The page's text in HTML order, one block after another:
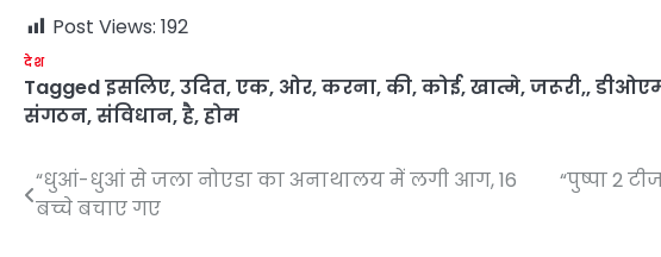
Post Views: 192
देश
Taggedइसलिए,उदित,एक, ओर,करना,की,कोई,खात्मे,जरूरी,,
संगठन,संविधान,है,होम
Post
“धुआं-धुआं से जला नोएडा का अनाथालय में लगी आग, 16
बच्चे बचाए गए
“पुष्पा 2